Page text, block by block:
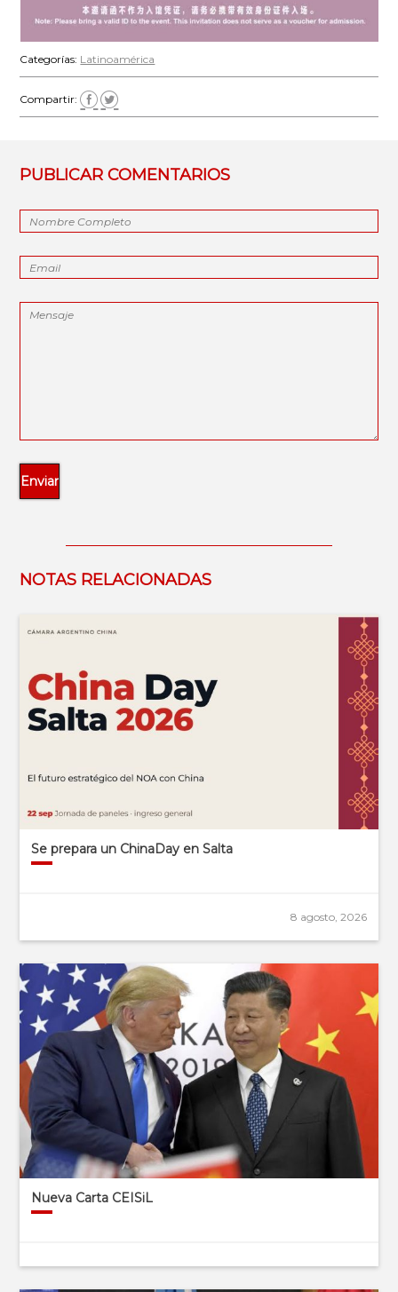
Categorías: Latinoamérica
Compartir:
PUBLICAR COMENTARIOS
NOTAS RELACIONADAS
Se prepara un ChinaDay en Salta
8 agosto, 2026
Nueva Carta CEISiL